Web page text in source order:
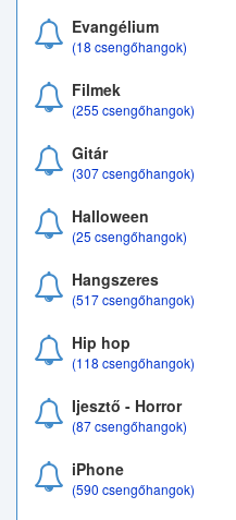
Evangélium
(18 csengőhangok)
Filmek
(255 csengőhangok)
Gitár
(307 csengőhangok)
Halloween
(25 csengőhangok)
Hangszeres
(517 csengőhangok)
Hip hop
(118 csengőhangok)
Ijesztő - Horror
(87 csengőhangok)
iPhone
(590 csengőhangok)